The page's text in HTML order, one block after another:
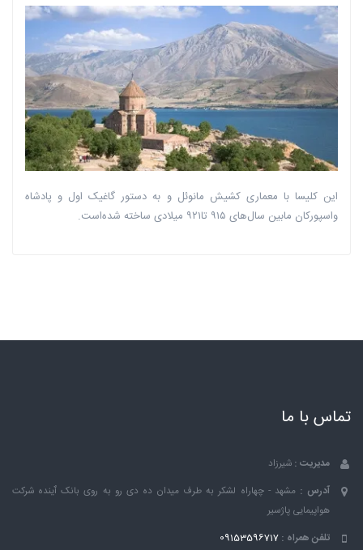
این ‏کلیسا با معماری کشیش مانوئل و به دستور گاغیک اول و پادشاه
واسپورکان مابین سال‌های ‏‏۹۱۵ تا۹۲۱ میلادی ساخته شده‌است‎.‎ ‏
تماس با ما
مدیریت : شیرزاد
آدرس : مشهد - چهاراه لشکر به طرف میدان ده دی رو به روی بانک ٱینده شرکت
هواپیمایی پاژسیر
تلفن همراه : 09153596717